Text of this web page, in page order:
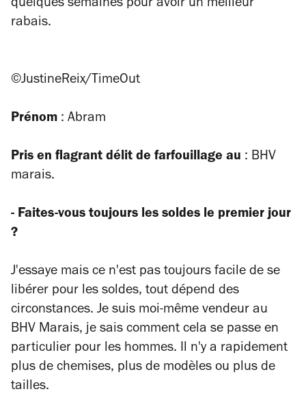
quelques semaines pour avoir un meilleur
rabais.
©JustineReix/TimeOut
Prénom : Abram
Pris en flagrant délit de farfouillage au : BHV
marais.
- Faites-vous toujours les soldes le premier jour
?
J'essaye mais ce n'est pas toujours facile de se
libérer pour les soldes, tout dépend des
circonstances. Je suis moi-même vendeur au
BHV Marais, je sais comment cela se passe en
particulier pour les hommes. Il n'y a rapidement
plus de chemises, plus de modèles ou plus de
tailles.